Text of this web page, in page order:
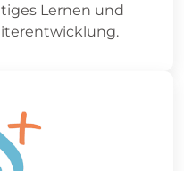
Lernen und